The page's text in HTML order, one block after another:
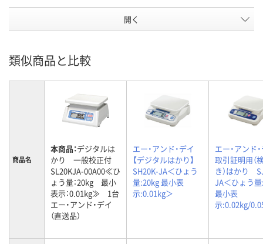
開く
類似商品と比較
商品名
本商品：デジタルは
かり 一般校正付
SL20KJA-00A00≪ひ
ょう量：20kg 最小
表示：0.01kg≫ 1台
エー・アンド・デイ
（直送品）
エー・アンド・デイ
【デジタルはかり】
SH20K-JA＜ひょう
量:20kg 最小表
示:0.01kg＞
エー・アンド
取引証明用（
き）はかり
JA＜ひょう
最小表
示:0.02kg/